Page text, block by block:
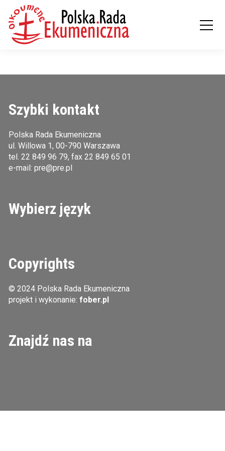
Szybki kontakt
Polska Rada Ekumeniczna
ul. Willowa 1, 00-790 Warszawa
tel. 22 849 96 79, fax 22 849 65 01
e-mail: pre@pre.pl
Wybierz język
Copyrights
© 2024 Polska Rada Ekumeniczna
projekt i wykonanie: fober.pl
Znajdź nas na